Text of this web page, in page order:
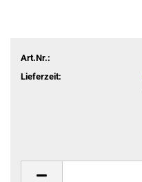
Art.Nr.:
Lieferzeit: